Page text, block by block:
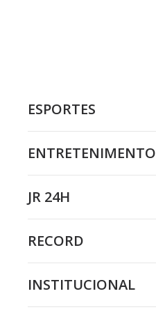
ESPORTES
ENTRETENIMENTO
JR 24H
RECORD
INSTITUCIONAL